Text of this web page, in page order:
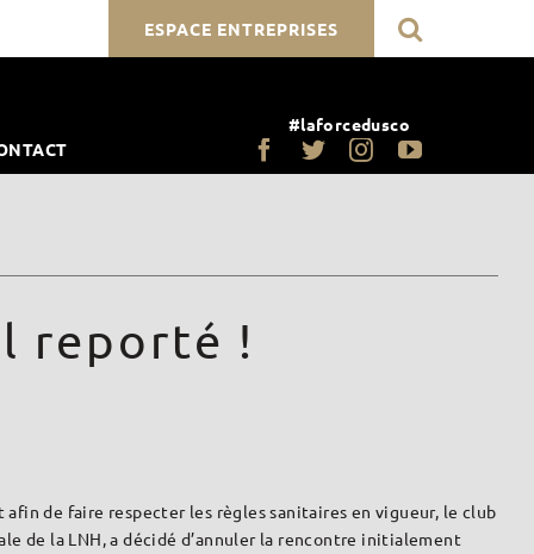
ESPACE ENTREPRISES
#laforcedusco
reporté !
de faire respecter les règles sanitaires en vigueur, le club
de la LNH, a décidé d’annuler la rencontre initialement